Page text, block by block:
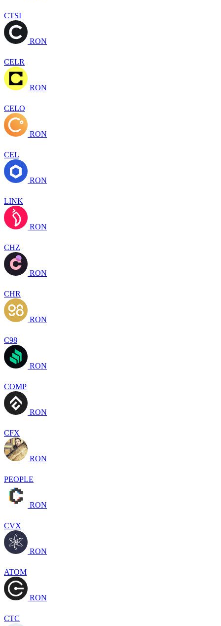
CTSI
RON
CELR
RON
CELO
RON
CEL
RON
LINK
RON
CHZ
RON
CHR
RON
C98
RON
COMP
RON
CFX
RON
PEOPLE
RON
CVX
RON
ATOM
RON
CTC